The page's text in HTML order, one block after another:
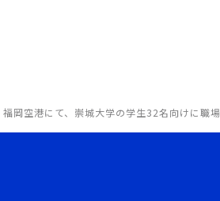
福岡空港にて、崇城大学の学生32名向けに職